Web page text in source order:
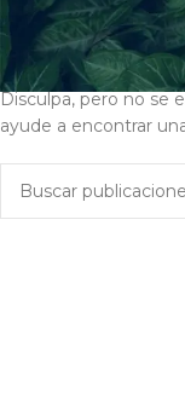
Nada
Disculpa, pero no se
ayude a encontrar